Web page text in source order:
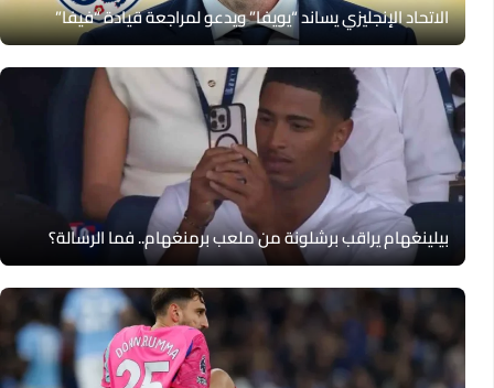
الاتحاد الإنجليزي يساند “يويفا” ويدعو لمراجعة قيادة “فيفا”
بيلينغهام يراقب برشلونة من ملعب برمنغهام.. فما الرسالة؟